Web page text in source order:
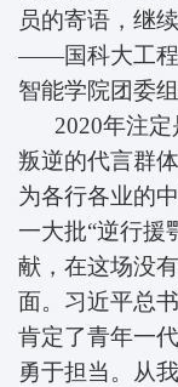
员的寄语，继续
——国科大工程
智能学院团委
2020年注定
叛逆的代言群
为各行各业的
一大批“逆行援
献，在这场没
面。习近平总
肯定了青年一
勇于担当。从